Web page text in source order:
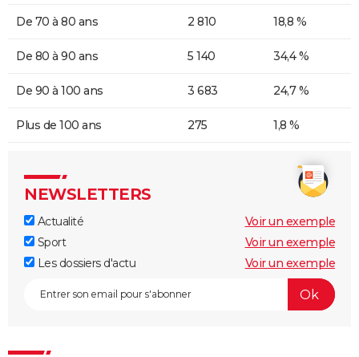
De 70 à 80 ans 2 810 18,8 %
De 80 à 90 ans 5 140 34,4 %
De 90 à 100 ans 3 683 24,7 %
Plus de 100 ans 275 1,8 %
NEWSLETTERS
Actualité
Voir un exemple
Sport
Voir un exemple
Les dossiers d'actu
Voir un exemple